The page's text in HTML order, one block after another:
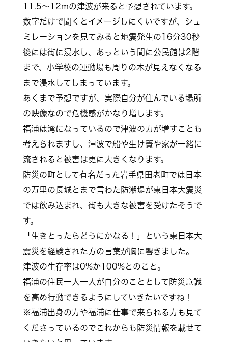
11.5～12mの津波が来ると予想されています。
数字だけで聞くとイメージしにくいですが、シュ
ミレーションを見てみると地震発生の16分30秒
後には街に浸水し、あっという間に公民館は2階
まで、小学校の運動場も周りの木が見えなくなる
まで浸水してしまっています。
あくまで予想ですが、実際自分が住んでいる場所
の映像なので危機感がかなり増します。
福浦は湾になっているので津波の力が増すことも
考えられますし、津波で船や生け簀や家が一緒に
流されると被害は更に大きくなります。
防災の町として有名だった岩手県田老町では日本
の万里の長城とまで言わた防潮堤が東日本大震災
では飲み込まれ、街も大きな被害を受けたそうで
す。
「生きとったらどうにかなる！」という東日本大
震災を経験された方の言葉が胸に響きました。
津波の生存率は0%か100%とのこと。
福浦の住民一人一人が自分のこととして防災意識
を高め行動できるようにしていきたいですね！
※福浦出身の方や福浦に仕事で来られる方も見て
くださっているのでこれからも防災情報を載せて